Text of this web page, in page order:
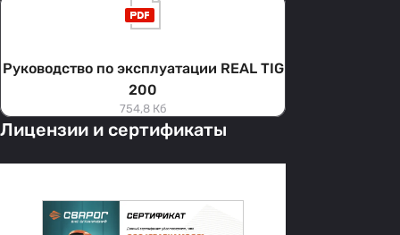
Руководство по эксплуатации REAL TIG
200
754,8 Кб
Лицензии и сертификаты